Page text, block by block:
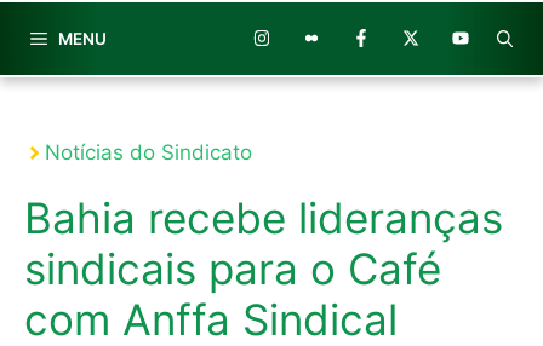
MENU
Notícias do Sindicato
Bahia recebe lideranças
sindicais para o Café
com Anffa Sindical